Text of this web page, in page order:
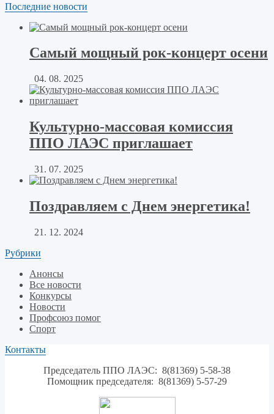
Последние новости
Самый мощный рок-концерт осени
04. 08. 2025
Культурно-массовая комиссия
ППО ЛАЭС приглашает
31. 07. 2025
Поздравляем с Днем энергетика!
21. 12. 2024
Рубрики
Анонсы
Все новости
Конкурсы
Новости
Профсоюз помог
Спорт
Контакты
Председатель ППО ЛАЭС: 8(81369) 5-58-38
Помощник председателя: 8(81369) 5-57-29